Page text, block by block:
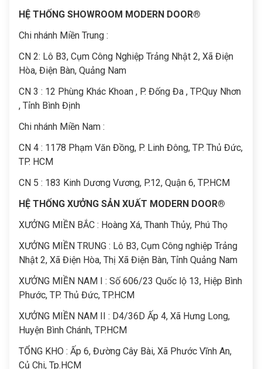
HỆ THỐNG SHOWROOM MODERN DOOR®
Chi nhánh Miền Trung :
CN 2: Lô B3, Cụm Công Nghiệp Trảng Nhật 2, Xã Điện
Hòa, Điện Bàn, Quảng Nam
CN 3 : 12 Phùng Khác Khoan , P. Đống Đa , TP.Quy Nhơn
, Tỉnh Bình Định
Chi nhánh Miền Nam :
CN 4 : 1178 Phạm Văn Đồng, P. Linh Đông, TP. Thủ Đức,
TP. HCM
CN 5 : 183 Kinh Dương Vương, P.12, Quận 6, TP.HCM
HỆ THỐNG XƯỞNG SẢN XUẤT MODERN DOOR®
XƯỞNG MIỀN BẮC : Hoàng Xá, Thanh Thủy, Phú Thọ
XƯỞNG MIỀN TRUNG : Lô B3, Cụm Công nghiệp Trảng
Nhật 2, Xã Điện Hòa, Thị Xã Điện Bàn, Tỉnh Quảng Nam
XƯỞNG MIỀN NAM I : Số 606/23 Quốc lộ 13, Hiệp Bình
Phước, TP. Thủ Đức, TP.HCM
XƯỞNG MIỀN NAM II : D4/36D Ấp 4, Xã Hưng Long,
Huyện Bình Chánh, TP.HCM
TỔNG KHO : Ấp 6, Đường Cây Bài, Xã Phước Vĩnh An,
Củ Chi, Tp.HCM